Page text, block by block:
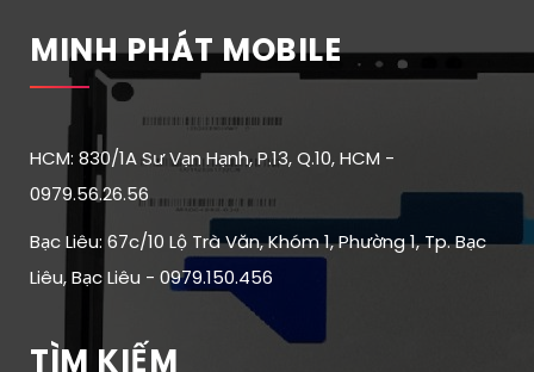
MINH PHÁT MOBILE
HCM: 830/1A Sư Vạn Hạnh, P.13, Q.10, HCM -
0979.56.26.56
Bạc Liêu: 67c/10 Lộ Trà Văn, Khóm 1, Phường 1, Tp. Bạc
Liêu, Bạc Liêu - 0979.150.456
TÌM KIẾM